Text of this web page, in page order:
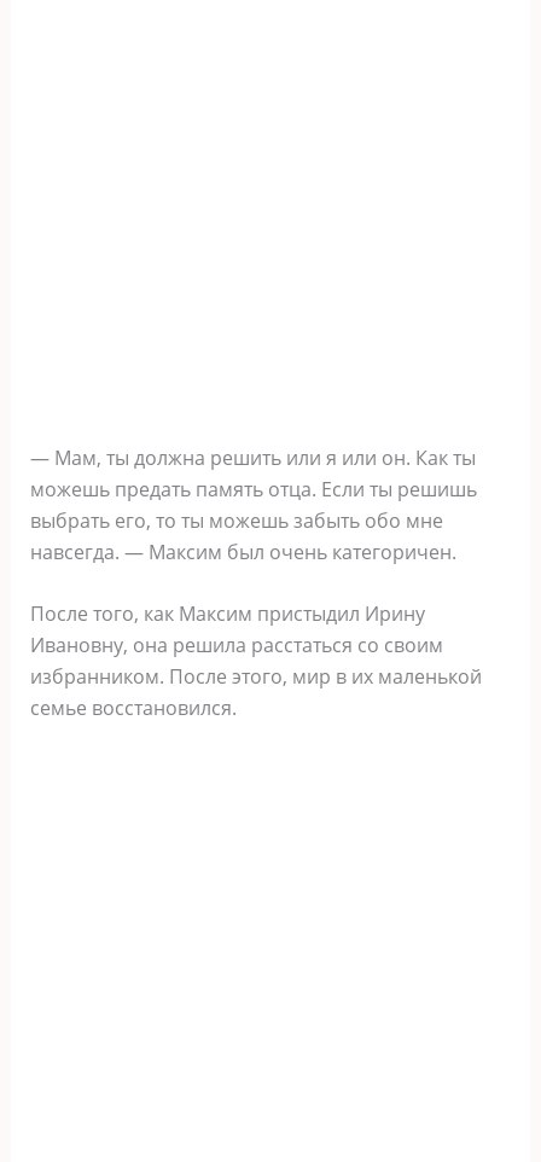
— Мам, ты должна решить или я или он. Как ты
можешь предать память отца. Если ты решишь
выбрать его, то ты можешь забыть обо мне
навсегда. — Максим был очень категоричен.
После того, как Максим пристыдил Ирину
Ивановну, она решила расстаться со своим
избранником. После этого, мир в их маленькой
семье восстановился.